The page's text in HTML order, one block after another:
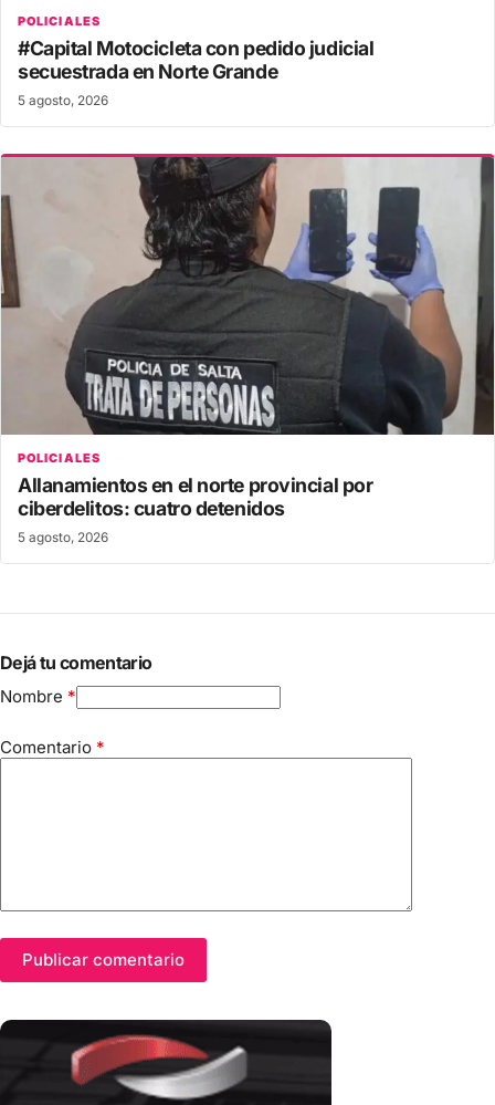
POLICIALES
#Capital Motocicleta con pedido judicial
secuestrada en Norte Grande
5 agosto, 2026
POLICIALES
Allanamientos en el norte provincial por
ciberdelitos: cuatro detenidos
5 agosto, 2026
Dejá tu comentario
Nombre *
Comentario *
Publicar comentario